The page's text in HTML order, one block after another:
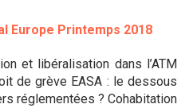
Europe Printemps 2018
et libéralisation dans l’ATM
de grève EASA : le dessous
réglementées ? Cohabitation